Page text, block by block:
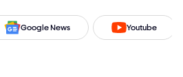
Google News Youtube